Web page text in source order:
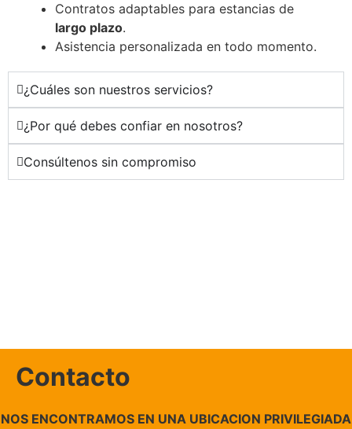
Contratos adaptables para estancias de
largo plazo.
Asistencia personalizada en todo momento.
¿Cuáles son nuestros servicios?
¿Por qué debes confiar en nosotros?
Consúltenos sin compromiso
Contacto
NOS ENCONTRAMOS EN UNA UBICACION PRIVILEGIADA